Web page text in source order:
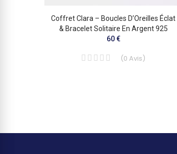
Coffret Clara – Boucles D’Oreilles Éclat
& Bracelet Solitaire En Argent 925
60 €
(0 Avis)